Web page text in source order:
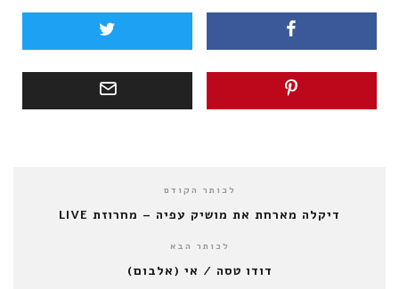
לכותר הקודם
דיקלה מארחת את מושיק עפיה – מחרוזת LIVE
לכותר הבא
דודו טסה / אי (אלבום)